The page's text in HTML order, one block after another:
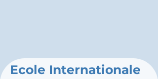
Ecole Internationale